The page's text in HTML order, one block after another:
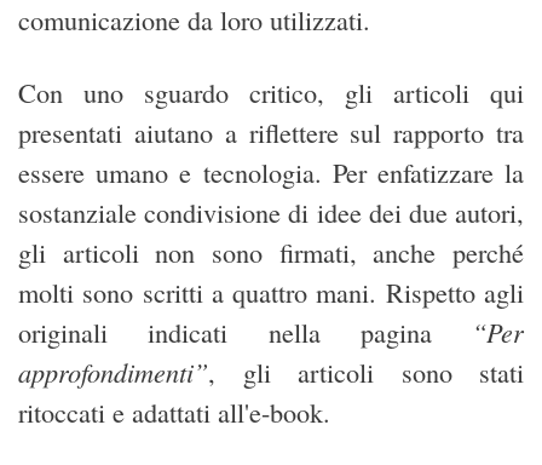
comunicazione da loro utilizzati.
Con uno sguardo critico, gli articoli qui
presentati aiutano a riflettere sul rapporto tra
essere umano e tecnologia. Per enfatizzare la
sostanziale condivisione di idee dei due autori,
gli articoli non sono firmati, anche perché
molti sono scritti a quattro mani. Rispetto agli
originali indicati nella pagina
“Per
approfondimenti”, gli articoli sono stati
ritoccati e adattati all'e-book.